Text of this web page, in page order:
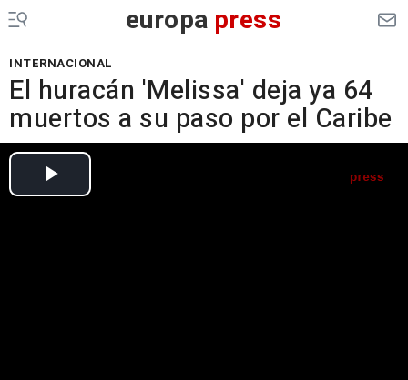
europa press
INTERNACIONAL
El huracán 'Melissa' deja ya 64
muertos a su paso por el Caribe